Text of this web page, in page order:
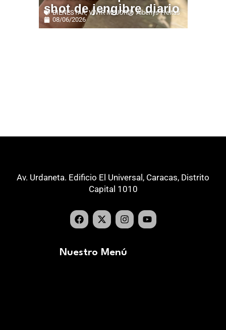
shot de jengibre diario
BIENESTAR,VIVIR MEJOR
Alberlys Freitas
08/06/2026
Av. Urdaneta. Edificio El Universal, Caracas, Distrito
Capital 1010
Nuestro Menú